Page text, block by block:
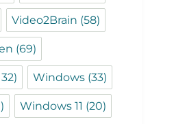
Video2Brain (58)
(69)
Windows (33)
Windows 11 (20)